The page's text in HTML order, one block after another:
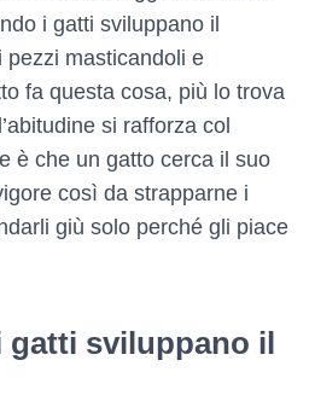
i gatti sviluppano il
pezzi masticandoli e
fa questa cosa, più lo trova
si rafforza col
è che un gatto cerca il suo
così da strapparne i
giù solo perché gli piace
gatti sviluppano il